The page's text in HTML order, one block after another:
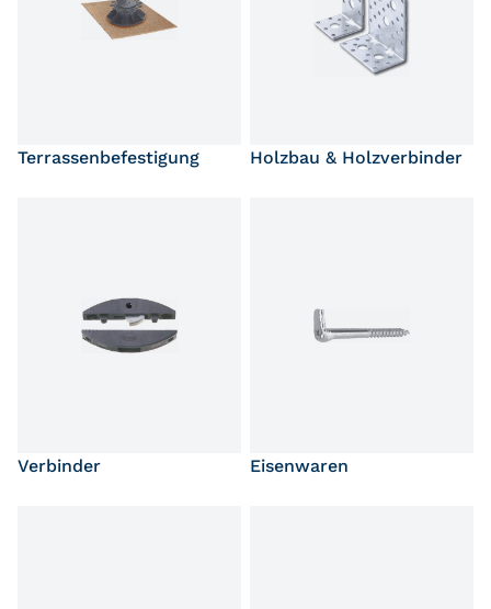
Terrassenbefestigung Holzbau & Holzverbinder
Verbinder Eisenwaren